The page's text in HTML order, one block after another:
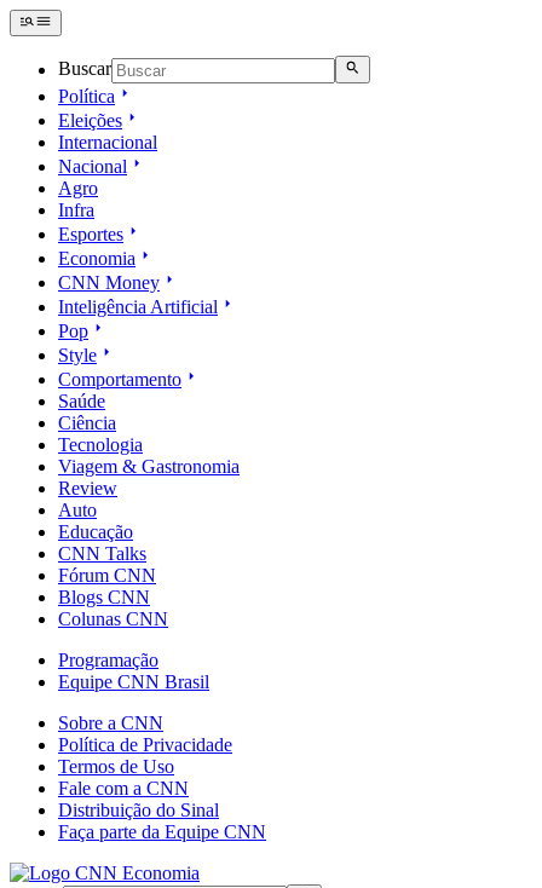
Buscar
Política
Eleições
Internacional
Nacional
Agro
Infra
Esportes
Economia
CNN Money
Inteligência Artificial
Pop
Style
Comportamento
Saúde
Ciência
Tecnologia
Viagem & Gastronomia
Review
Auto
Educação
CNN Talks
Fórum CNN
Blogs CNN
Colunas CNN
Programação
Equipe CNN Brasil
Sobre a CNN
Política de Privacidade
Termos de Uso
Fale com a CNN
Distribuição do Sinal
Faça parte da Equipe CNN